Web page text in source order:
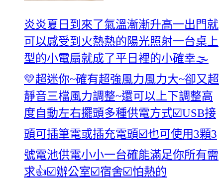
炎炎夏日到來了氣溫漸漸升高一出門就
可以感受到火熱熱的陽光照射一台桌上
型的小電扇就成了平日裡的小確幸🌫️
💛超迷你~確有超強風力風力大~卻又超
靜音三檔風力調整~還可以上下調整高
度自動左右擺頭多種供電方式☑️USB接
頭可插筆電或插充電頭☑️也可使用3顆3
號電池供電小小一台確能滿足你所有需
求👍☑️辦公室☑️宿舍☑️怕熱的